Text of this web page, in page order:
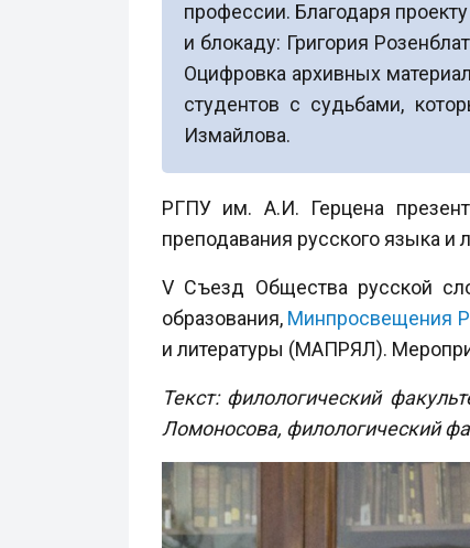
профессии. Благодаря
и блокаду: Григория
Оцифровка архивных
студентов с судьбами,
Измайлова.
РГПУ им. А.И. Герцена
преподавания русского языка и
V Съезд Общества русской
образования, Минпросвещения
и литературы (МАПРЯЛ).
Текст: филологический
Ломоносова, филологический